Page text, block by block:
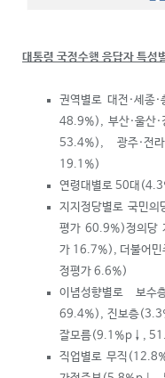
대통령 국정수행 응답자 특성
권역별로 대전·세종
48.9%), 부산·울산
53.4%), 광주·전
19.1%)
연령대별로 50대
지지정당별로 국민
평가 60.9%)정의당
가 16.7%), 더불어
정평가 6.6%)
이념성향별로 보수
69.4%), 진보층
잘모름(9.1%p ↓ ,
직업별로 무직